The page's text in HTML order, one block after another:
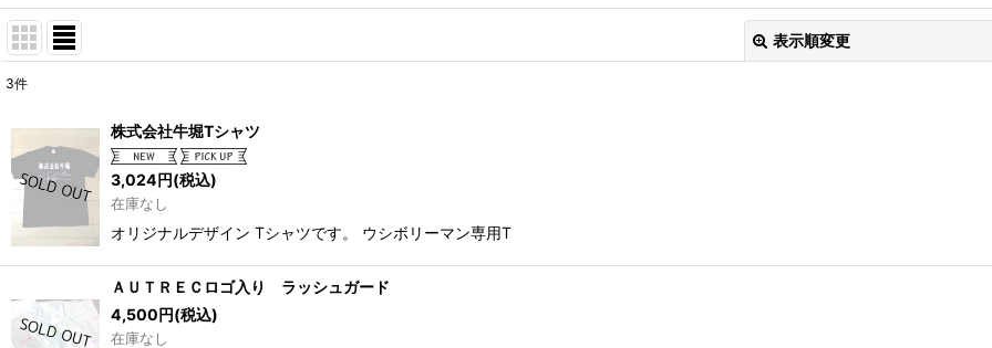
表示順変更
並び順
3件
株式会社牛堀Tシャツ
3,024円(税込)
在庫なし
オリジナルデザイン Tシャツです。 ウシボリーマン専用T
ＡＵＴＲＥＣロゴ入り ラッシュガード
4,500円(税込)
在庫なし